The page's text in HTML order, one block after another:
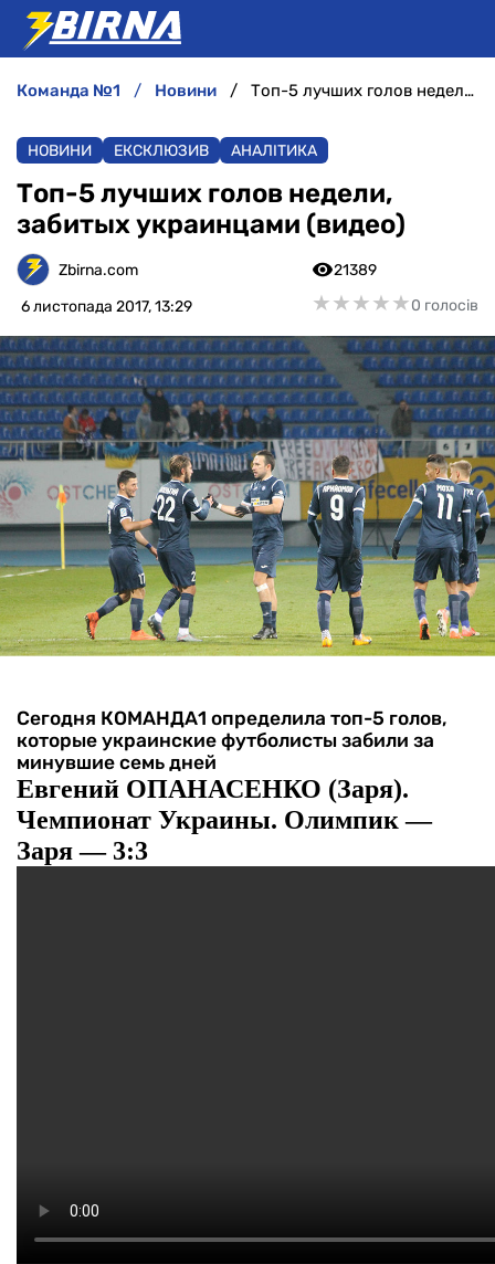
АНАЛІТИКА
ІНТЕРВ'Ю
РІЗНЕ
БУКМЕКЕРИ
команда №1 новини Топ-5 лучших голов недели, забитых украинцами (видео)
НОВИНИ ЕКСКЛЮЗИВ АНАЛІТИКА
Топ-5 лучших голов недели,
забитых украинцами (видео)
Zbirna.com
6 листопада 2017, 13:29
21389
★★★★★
★★★★★0 голосів
Сегодня КОМАНДА1 определила топ-5 голов,
которые украинские футболисты забили за
минувшие семь дней
Евгений ОПАНАСЕНКО (Заря).
Чемпионат Украины. Олимпик —
Заря — 3:3